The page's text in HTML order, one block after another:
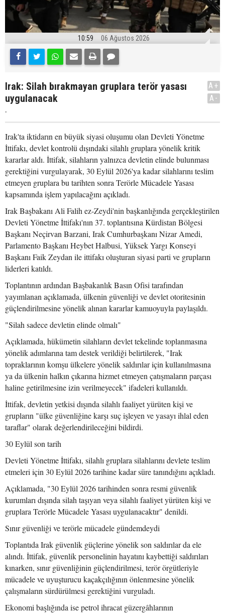
10:59 06 Ağustos 2026
Irak: Silah bırakmayan gruplara terör yasası
uygulanacak
.
A+
A-
Irak'ta iktidarın en büyük siyasi oluşumu olan Devleti Yönetme
İttifakı, devlet kontrolü dışındaki silahlı gruplara yönelik kritik
kararlar aldı. İttifak, silahların yalnızca devletin elinde bulunması
gerektiğini vurgulayarak, 30 Eylül 2026'ya kadar silahlarını teslim
etmeyen gruplara bu tarihten sonra Terörle Mücadele Yasası
kapsamında işlem yapılacağını açıkladı.
Irak Başbakanı Ali Falih ez-Zeydi'nin başkanlığında gerçekleştirilen
Devleti Yönetme İttifakı'nın 37. toplantısına Kürdistan Bölgesi
Başkanı Neçirvan Barzani, Irak Cumhurbaşkanı Nizar Amedi,
Parlamento Başkanı Heybet Halbusi, Yüksek Yargı Konseyi
Başkanı Faik Zeydan ile ittifakı oluşturan siyasi parti ve grupların
liderleri katıldı.
Toplantının ardından Başbakanlık Basın Ofisi tarafından
yayımlanan açıklamada, ülkenin güvenliği ve devlet otoritesinin
güçlendirilmesine yönelik alınan kararlar kamuoyuyla paylaşıldı.
"Silah sadece devletin elinde olmalı"
Açıklamada, hükümetin silahların devlet tekelinde toplanmasına
yönelik adımlarına tam destek verildiği belirtilerek, "Irak
topraklarının komşu ülkelere yönelik saldırılar için kullanılmasına
ya da ülkenin halkın çıkarına hizmet etmeyen çatışmaların parçası
haline getirilmesine izin verilmeyecek" ifadeleri kullanıldı.
İttifak, devletin yetkisi dışında silahlı faaliyet yürüten kişi ve
grupların "ülke güvenliğine karşı suç işleyen ve yasayı ihlal eden
taraflar" olarak değerlendirileceğini bildirdi.
30 Eylül son tarih
Devleti Yönetme İttifakı, silahlı gruplara silahlarını devlete teslim
etmeleri için 30 Eylül 2026 tarihine kadar süre tanındığını açıkladı.
Açıklamada, "30 Eylül 2026 tarihinden sonra resmi güvenlik
kurumları dışında silah taşıyan veya silahlı faaliyet yürüten kişi ve
gruplara Terörle Mücadele Yasası uygulanacaktır" denildi.
Sınır güvenliği ve terörle mücadele gündemdeydi
Toplantıda Irak güvenlik güçlerine yönelik son saldırılar da ele
alındı. İttifak, güvenlik personelinin hayatını kaybettiği saldırıları
kınarken, sınır güvenliğinin güçlendirilmesi, terör örgütleriyle
mücadele ve uyuşturucu kaçakçılığının önlenmesine yönelik
çalışmaların sürdürülmesi gerektiğini vurguladı.
Ekonomi başlığında ise petrol ihracat güzergâhlarının